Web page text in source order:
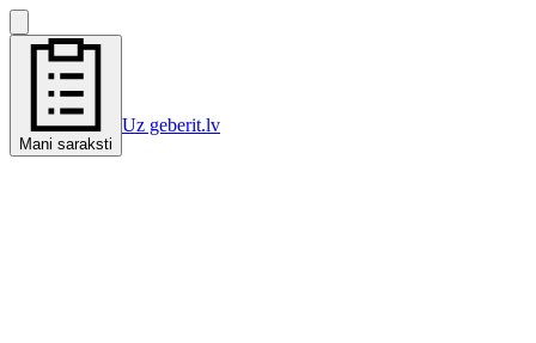
Mani saraksti
Uz geberit.lv